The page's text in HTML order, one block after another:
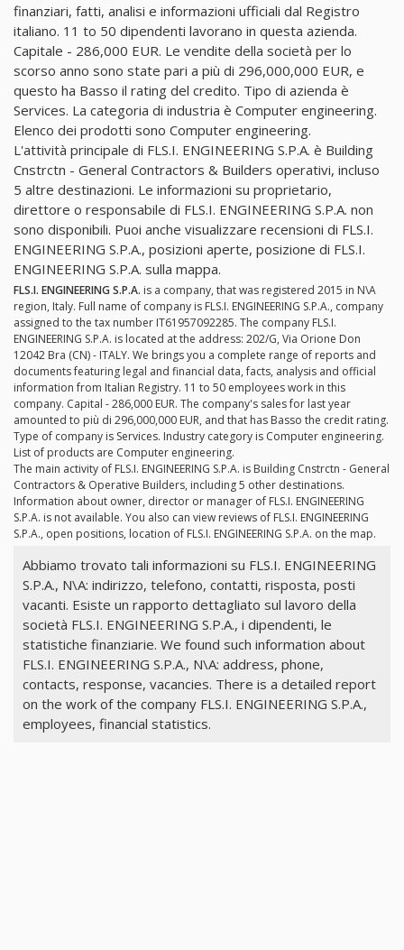
finanziari, fatti, analisi e informazioni ufficiali dal Registro
italiano. 11 to 50 dipendenti lavorano in questa azienda.
Capitale - 286,000 EUR. Le vendite della società per lo
scorso anno sono state pari a più di 296,000,000 EUR, e
questo ha Basso il rating del credito. Tipo di azienda è
Services. La categoria di industria è Computer engineering.
Elenco dei prodotti sono Computer engineering.
L'attività principale di FLS.I. ENGINEERING S.P.A. è Building
Cnstrctn - General Contractors & Builders operativi, incluso
5 altre destinazioni. Le informazioni su proprietario,
direttore o responsabile di FLS.I. ENGINEERING S.P.A. non
sono disponibili. Puoi anche visualizzare recensioni di FLS.I.
ENGINEERING S.P.A., posizioni aperte, posizione di FLS.I.
ENGINEERING S.P.A. sulla mappa.
FLS.I. ENGINEERING S.P.A. is a company, that was registered 2015 in N\A
region, Italy. Full name of company is FLS.I. ENGINEERING S.P.A., company
assigned to the tax number IT61957092285. The company FLS.I.
ENGINEERING S.P.A. is located at the address: 202/G, Via Orione Don
12042 Bra (CN) - ITALY. We brings you a complete range of reports and
documents featuring legal and financial data, facts, analysis and official
information from Italian Registry. 11 to 50 employees work in this
company. Capital - 286,000 EUR. The company's sales for last year
amounted to più di 296,000,000 EUR, and that has Basso the credit rating.
Type of company is Services. Industry category is Computer engineering.
List of products are Computer engineering.
The main activity of FLS.I. ENGINEERING S.P.A. is Building Cnstrctn - General
Contractors & Operative Builders, including 5 other destinations.
Information about owner, director or manager of FLS.I. ENGINEERING
S.P.A. is not available. You also can view reviews of FLS.I. ENGINEERING
S.P.A., open positions, location of FLS.I. ENGINEERING S.P.A. on the map.
Abbiamo trovato tali informazioni su FLS.I. ENGINEERING
S.P.A., N\A: indirizzo, telefono, contatti, risposta, posti
vacanti. Esiste un rapporto dettagliato sul lavoro della
società FLS.I. ENGINEERING S.P.A., i dipendenti, le
statistiche finanziarie. We found such information about
FLS.I. ENGINEERING S.P.A., N\A: address, phone,
contacts, response, vacancies. There is a detailed report
on the work of the company FLS.I. ENGINEERING S.P.A.,
employees, financial statistics.